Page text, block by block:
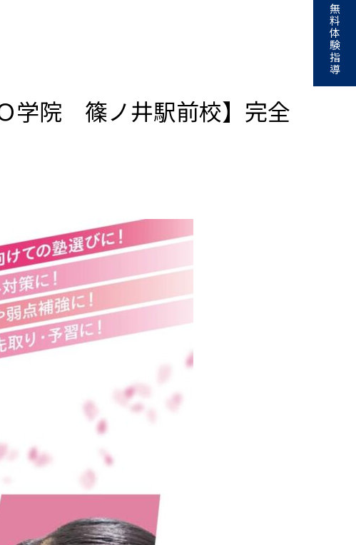
学院 篠ノ井駅前校】完全
無
料
体
験
指
導